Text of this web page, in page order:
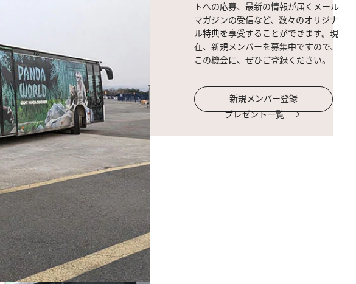
トへの応募、最新の情報が届くメール
マガジンの受信など、数々のオリジナ
ル特典を享受することができます。現
在、新規メンバーを募集中ですので、
この機会に、ぜひご登録ください。
新規メンバー登録
プレゼント一覧